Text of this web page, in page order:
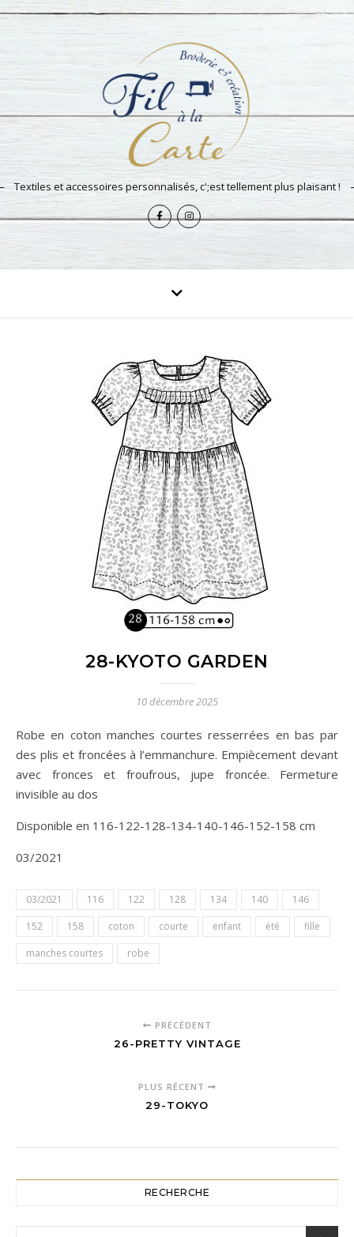
Textiles et accessoires personnalisés, c';est tellement plus plaisant !
28-KYOTO GARDEN
10 décembre 2025
Robe en coton manches courtes resserrées en bas par
des plis et froncées à l’emmanchure. Empiècement devant
avec fronces et froufrous, jupe froncée. Fermeture
invisible au dos
Disponible en 116-122-128-134-140-146-152-158 cm
03/2021
03/2021 116 122 128 134 140
146
152
158 coton courte enfant été
fille
manches courtes
robe
PRÉCÉDENT
26-PRETTY VINTAGE
PLUS RÉCENT
29-TOKYO
RECHERCHE